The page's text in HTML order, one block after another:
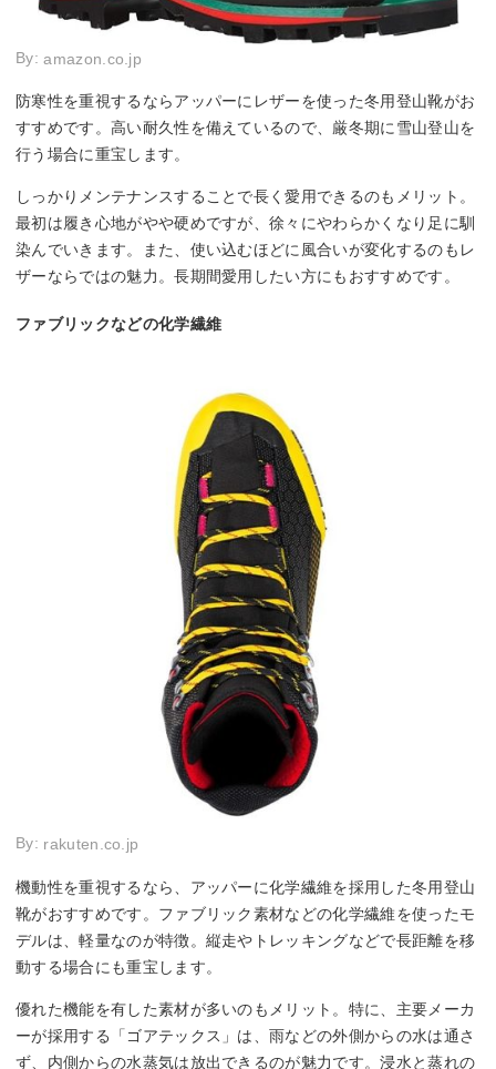
By:amazon.co.jp
防寒性を重視するならアッパーにレザーを使った冬用登山靴がお
すすめです。高い耐久性を備えているので、厳冬期に雪山登山を
行う場合に重宝します。
しっかりメンテナンスすることで長く愛用できるのもメリット。
最初は履き心地がやや硬めですが、徐々にやわらかくなり足に馴
染んでいきます。また、使い込むほどに風合いが変化するのもレ
ザーならではの魅力。長期間愛用したい方にもおすすめです。
ファブリックなどの化学繊維
By: rakuten.co.jp
機動性を重視するなら、アッパーに化学繊維を採用した冬用登山
靴がおすすめです。ファブリック素材などの化学繊維を使ったモ
デルは、軽量なのが特徴。縦走やトレッキングなどで長距離を移
動する場合にも重宝します。
優れた機能を有した素材が多いのもメリット。特に、主要メーカ
ーが採用する「ゴアテックス」は、雨などの外側からの水は通さ
ず、内側からの水蒸気は放出できるのが魅力です。浸水と蒸れの